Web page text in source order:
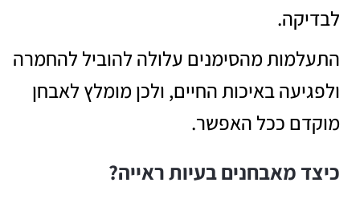
לבדיקה.
התעלמות מהסימנים עלולה להוביל להחמרה
ולפגיעה באיכות החיים, ולכן מומלץ לאבחן
מוקדם ככל האפשר.
כיצד מאבחנים בעיות ראייה?